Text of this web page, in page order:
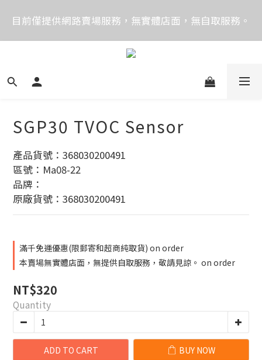
價格均含稅，下單享優惠！歡迎大量採購，由專人提供
專案報價。
目前僅提供網路賣場服務，無實體店面，無自取服務。
目前電話系統異常，暫時無法正常接聽來電，請改播
SGP30 TVOC Sensor
產品貨號：368030200491
區號：Ma08-22
品牌：
原廠貨號：368030200491
滿千免運優惠(限郵寄和超商純取貨) on order
本賣場無實體店面，無提供自取服務，敬請見諒。 on order
NT$320
Quantity
ADD TO CART BUY NOW